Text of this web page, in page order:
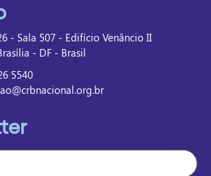
- Sala 507 - Edifício Venâncio II
- DF - Brasil
5540